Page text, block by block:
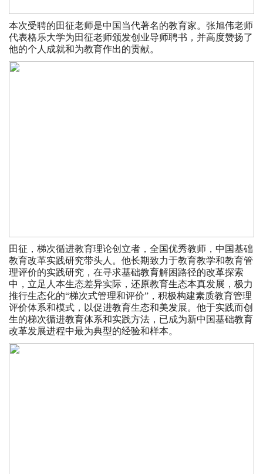
本次受聘的田征老师是中国当代著名的教育家。张旭伟老师
代表格乐大学为田征老师颁发创业导师聘书，并高度赞扬了
他的个人成就和为教育作出的贡献。
田征，梯次循进教育理论创立者，全国优秀教师，中国基础
教育改革实践研究带头人。他长期致力于教育教学和教育管
理评价的实践研究，在寻求基础教育解困路径的改革探索
中，立足人本生态差异实际，还原教育生态本真发展，极力
推行生态化的“梯次式管理和评价”，积极构建素质教育管理
评价体系和模式，以促进教育生态和美发展。他于实践而创
生的梯次循进教育体系和实践方法，已成为新中国基础教育
改革发展进程中最为典型的经验和样本。